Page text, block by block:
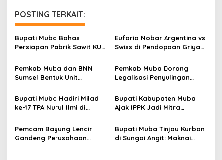
a
s
i
p
o
s
POSTING TERKAIT:
Bupati Muba Bahas
Persiapan Pabrik Sawit KUD
Euforia Nobar Argentina vs
Swiss di Pendopoan Griya
Warga Sekayu Antusias
Pemkab Muba dan BNN
Sumsel Bentuk Unit
Pemkab Muba Dorong
Legalisasi Penyulingan
Bupati Muba Hadiri Milad
ke-17 TPA Nurul Ilmi di
Bupati Kabupaten Muba
Ajak IPPK Jadi Mitra
Daerah Pererat Silaturahmi
Pemcam Bayung Lencir
Gandeng Perusahaan
Bupati Muba Tinjau Kurban
di Sungai Angit: Maknai